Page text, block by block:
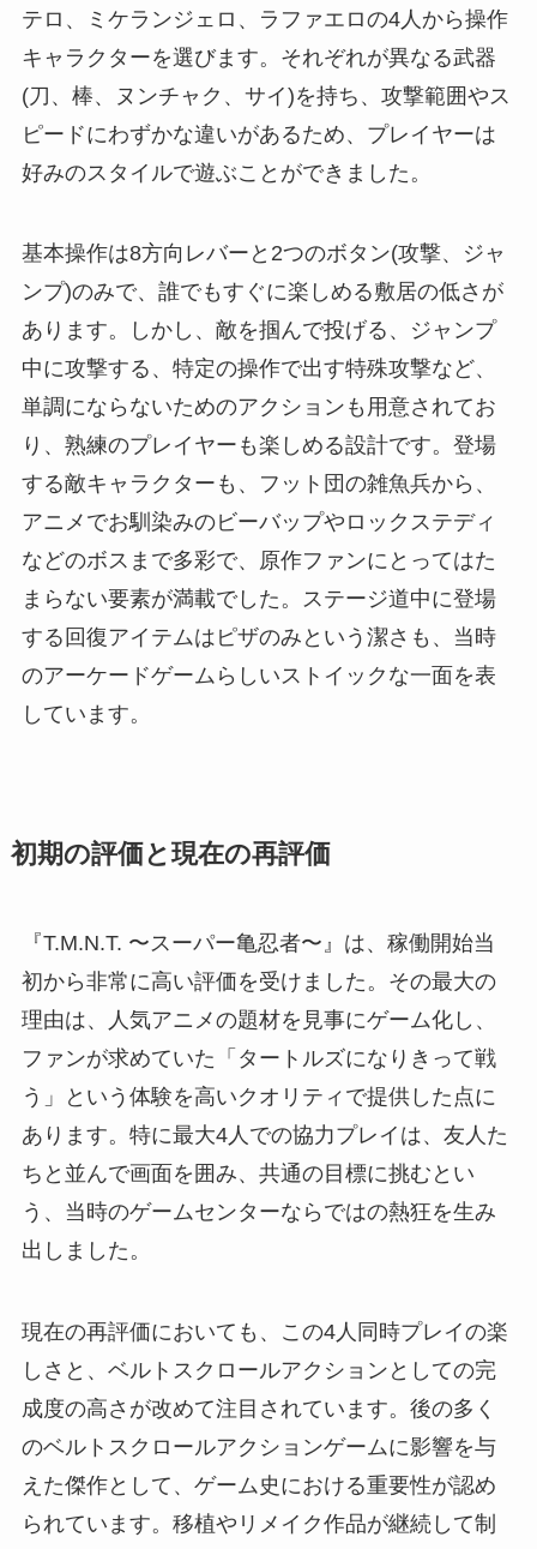
テロ、ミケランジェロ、ラファエロの4人から操作
キャラクターを選びます。それぞれが異なる武器
(刀、棒、ヌンチャク、サイ)を持ち、攻撃範囲やス
ピードにわずかな違いがあるため、プレイヤーは
好みのスタイルで遊ぶことができました。
基本操作は8方向レバーと2つのボタン(攻撃、ジャ
ンプ)のみで、誰でもすぐに楽しめる敷居の低さが
あります。しかし、敵を掴んで投げる、ジャンプ
中に攻撃する、特定の操作で出す特殊攻撃など、
単調にならないためのアクションも用意されてお
り、熟練のプレイヤーも楽しめる設計です。登場
する敵キャラクターも、フット団の雑魚兵から、
アニメでお馴染みのビーバップやロックステディ
などのボスまで多彩で、原作ファンにとってはた
まらない要素が満載でした。ステージ道中に登場
する回復アイテムはピザのみという潔さも、当時
のアーケードゲームらしいストイックな一面を表
しています。
初期の評価と現在の再評価
『T.M.N.T. 〜スーパー亀忍者〜』は、稼働開始当
初から非常に高い評価を受けました。その最大の
理由は、人気アニメの題材を見事にゲーム化し、
ファンが求めていた「タートルズになりきって戦
う」という体験を高いクオリティで提供した点に
あります。特に最大4人での協力プレイは、友人た
ちと並んで画面を囲み、共通の目標に挑むとい
う、当時のゲームセンターならではの熱狂を生み
出しました。
現在の再評価においても、この4人同時プレイの楽
しさと、ベルトスクロールアクションとしての完
成度の高さが改めて注目されています。後の多く
のベルトスクロールアクションゲームに影響を与
えた傑作として、ゲーム史における重要性が認め
られています。移植やリメイク作品が継続して制